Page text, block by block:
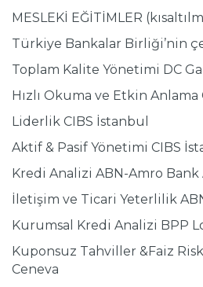
MESLEKİ EĞİTİMLER
Türkiye Bankalar Birliği’nin
Toplam Kalite Yönetimi DC
Hızlı Okuma ve Etkin
Liderlik CIBS İstanbul
Aktif & Pasif Yönetimi CIBS
Kredi Analizi ABN-Amro
İletişim ve Ticari Yeterlilik
Kurumsal Kredi Analizi BPP
Kuponsuz Tahviller &Faiz
Ceneva